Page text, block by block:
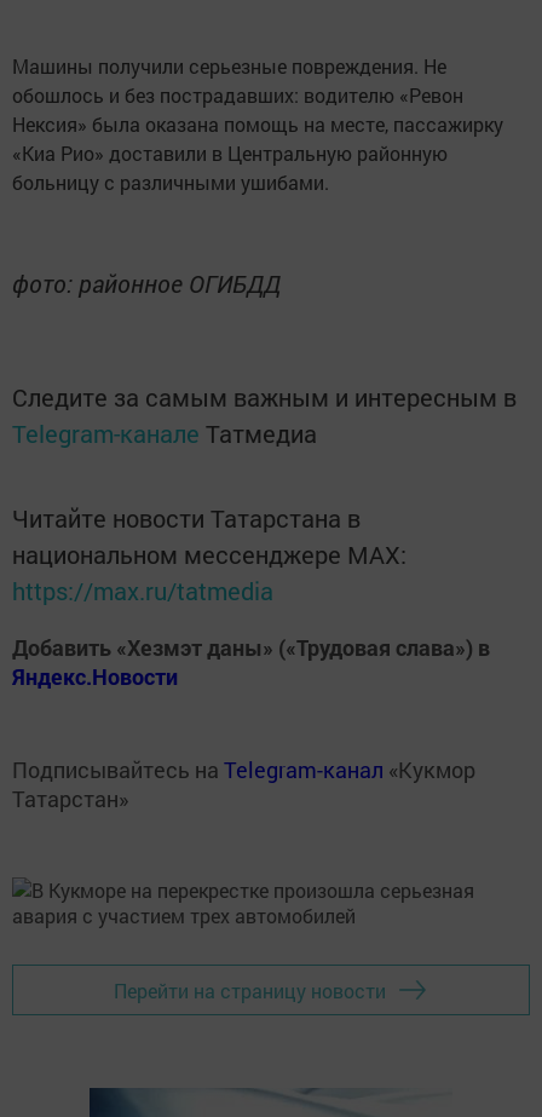
Машины получили серьезные повреждения. Не
обошлось и без пострадавших: водителю «Ревон
Нексия» была оказана помощь на месте, пассажирку
«Киа Рио» доставили в Центральную районную
больницу с различными ушибами.
фото: районное ОГИБДД
Следите за самым важным и интересным в
Telegram-канале Татмедиа
Читайте новости Татарстана в
национальном мессенджере MАХ:
https://max.ru/tatmedia
Добавить «Хезмэт даны» («Трудовая слава») в
Яндекс.Новости
Подписывайтесь на Telegram-канал «Кукмор
Татарстан»
Перейти на страницу новости